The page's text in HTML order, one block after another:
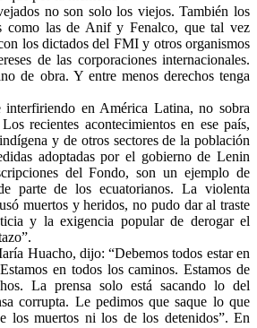
no son solo los viejos. También los
como las de Anif y Fenalco, que tal vez
los dictados del FMI y otros organismos
de las corporaciones internacionales.
de obra. Y entre menos derechos tenga
en América Latina, no sobra
recientes acontecimientos en ese país,
y de otros sectores de la población
adoptadas por el gobierno de Lenin
del Fondo, son un ejemplo de
parte de los ecuatorianos. La violenta
muertos y heridos, no pudo dar al traste
y la exigencia popular de derogar el
Huacho, dijo: “Debemos todos estar en
en todos los caminos. Estamos de
La prensa solo está sacando lo del
corrupta. Le pedimos que saque lo que
los muertos ni los de los detenidos”. En